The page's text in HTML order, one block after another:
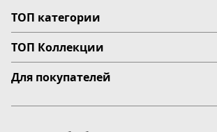
ТОП категории
ТОП Коллекции
Для покупателей